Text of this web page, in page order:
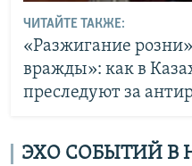
ЧИТАЙТЕ ТАКЖЕ:
«Разжигание
вражды»: как в
преследуют за
ЭХО СОБЫТИЙ В